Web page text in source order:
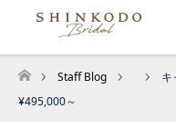
ホーム
Staff Blog
キ
¥495,000～